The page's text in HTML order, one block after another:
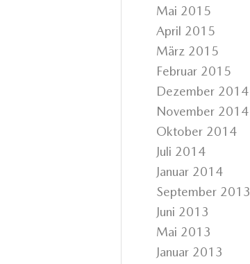
Mai 2015
April 2015
März 2015
Februar 2015
Dezember 2014
November 2014
Oktober 2014
Juli 2014
Januar 2014
September 2013
Juni 2013
Mai 2013
Januar 2013